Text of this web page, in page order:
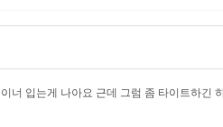
너 입는게 나아요 근데 그럼 좀 타이트하긴